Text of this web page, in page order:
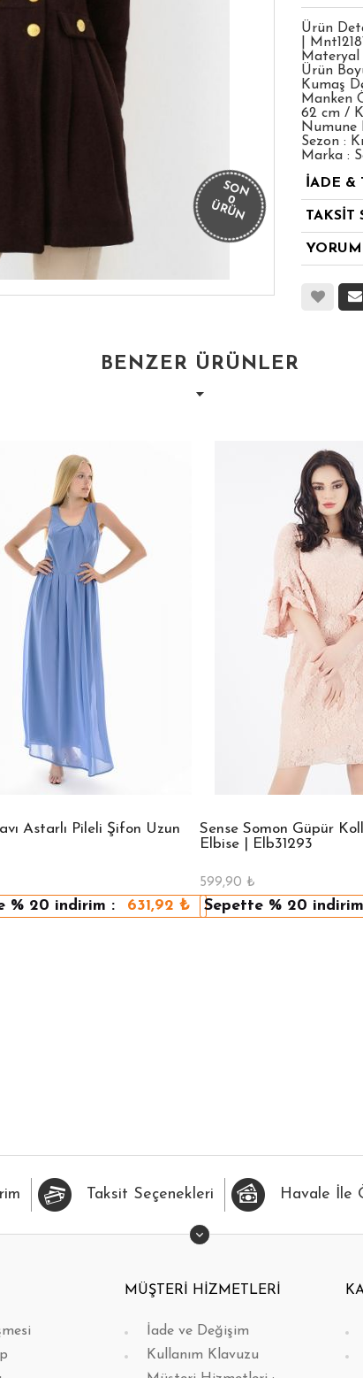
SON
0
ÜRÜN
Ürün
| Mnt12181
Materyal
Ürün
Kumaş
Manken
62 cm /
Numune
Sezon :
Marka :
İADE &
TAKSİT
BENZER ÜRÜNLER
EKLE HIZLI BAK
Astarlı Pileli Şifon Uzun
% 20 indirim : 631,92 ₺
FAVORİLERİME EKLE
Sense Somon Güpür
Elbise | Elb31293
599,90 ₺
Sepette % 20
Taksit Seçenekleri Havale İle
MÜŞTERİ HİZMETLERİ
İade ve Değişim
Kullanım Klavuzu